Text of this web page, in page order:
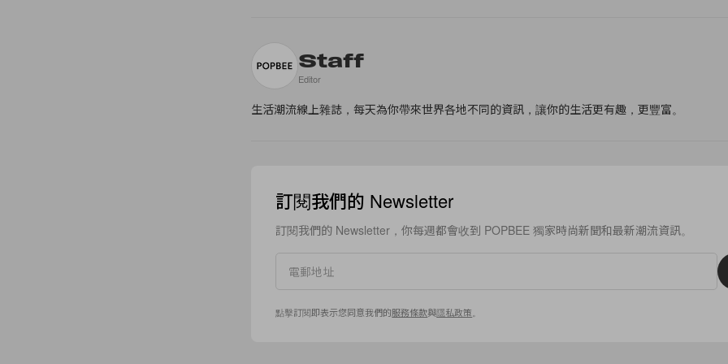
Staff
Editor
生活潮流線上雜誌，每天為你帶來世界各地不同的資訊，讓你的生活更有趣，更豐富。
訂閱我們的 Newsletter
訂閱我們的 Newsletter，你每週都會收到 POPBEE 獨家時尚新聞和最新潮流資訊。
點擊訂閱即表示您同意我們的服務條款與隱私政策